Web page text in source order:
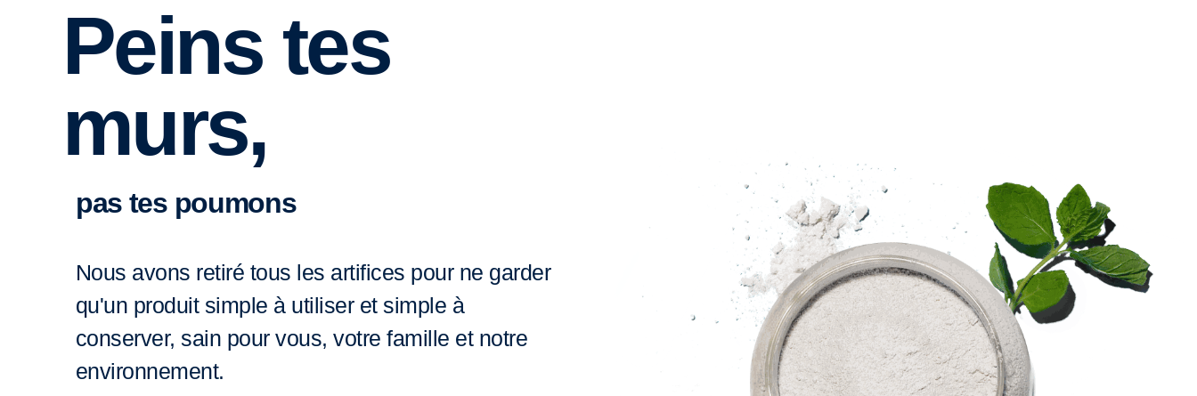
Peins tes
murs,
pas tes poumons
Nous avons retiré tous les artifices pour ne garder
qu'un produit simple à utiliser et simple à
conserver, sain pour vous, votre famille et notre
environnement.